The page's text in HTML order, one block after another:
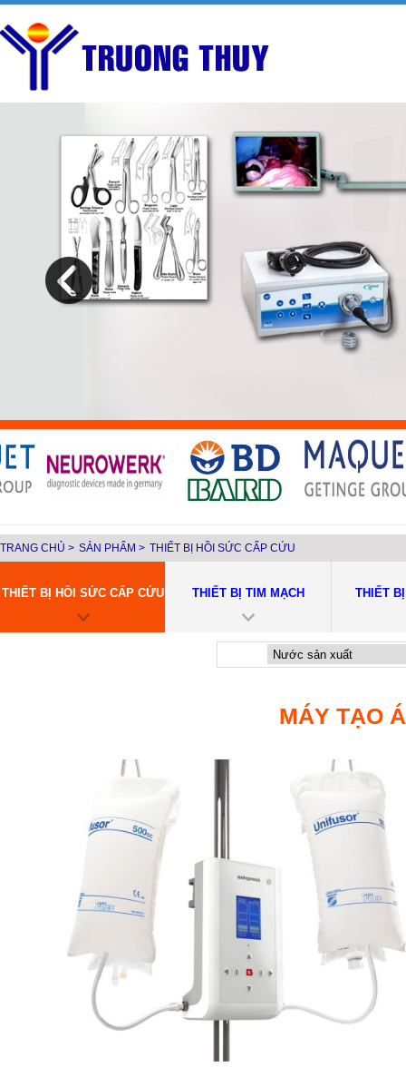
TRANG CHỦ > SẢN PHẨM > THIẾT BỊ HỒI SỨC CẤP CỨU
THIẾT BỊ HỒI SỨC CẤP CỨU THIẾT BỊ TIM MẠCH THIẾT
MÁY TẠO